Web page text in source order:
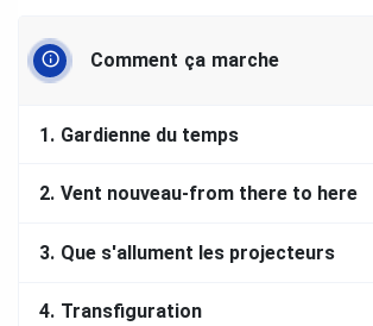
Comment ça marche
1. Gardienne du temps
2. Vent nouveau-from there to here
3. Que s'allument les projecteurs
4. Transfiguration